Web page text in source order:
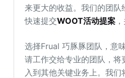
来更大的收益。我们的团队
快速提交WOOT活动提案
选择Frual 巧豚豚团队，意
请工作交给专业的团队，将
入到其他关键业务上。我们